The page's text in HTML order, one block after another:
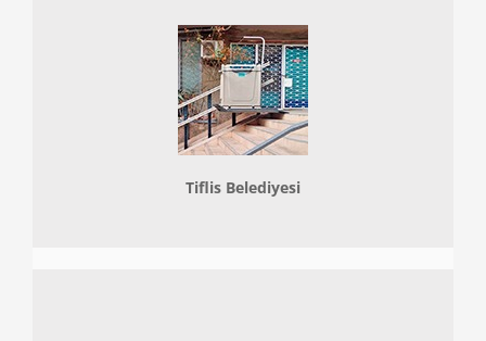
Tiflis Belediyesi